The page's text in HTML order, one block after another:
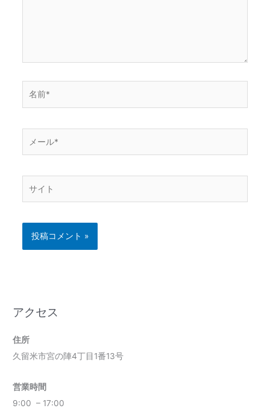
ー
*
アクセス
住所
久留米市宮の陣4丁目1番13号
営業時間
9:00 – 17:00